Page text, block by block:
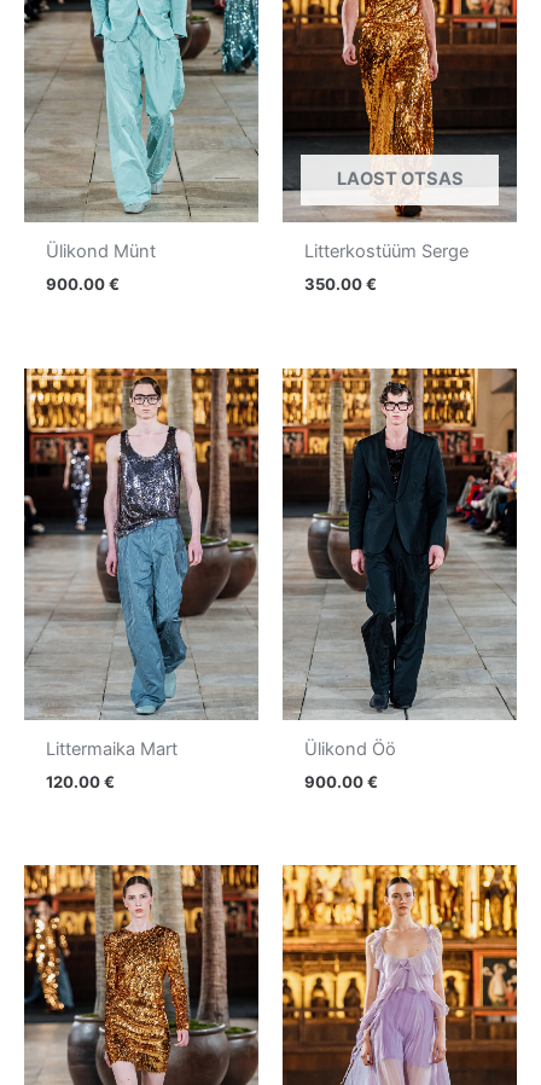
Ülikond Münt
900.00€
LAOST OTSAS
Litterkostüüm Serge
350.00€
Littermaika Mart
120.00€
Ülikond Öö
900.00€